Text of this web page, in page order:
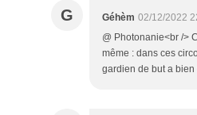
G Géhèm 02/12/2022
@ Photonanie<br />
même : dans ces
gardien de but a